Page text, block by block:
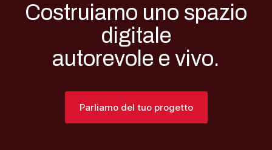
Costruiamo uno spazio
digitale
autorevole e vivo.
Parliamo del tuo progetto